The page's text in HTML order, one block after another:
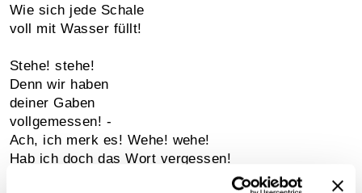
Wie sich jede Schale
voll mit Wasser füllt!
Stehe! stehe!
Denn wir haben
deiner Gaben
vollgemessen! -
Ach, ich merk es! Wehe! wehe!
Hab ich doch das Wort vergessen!